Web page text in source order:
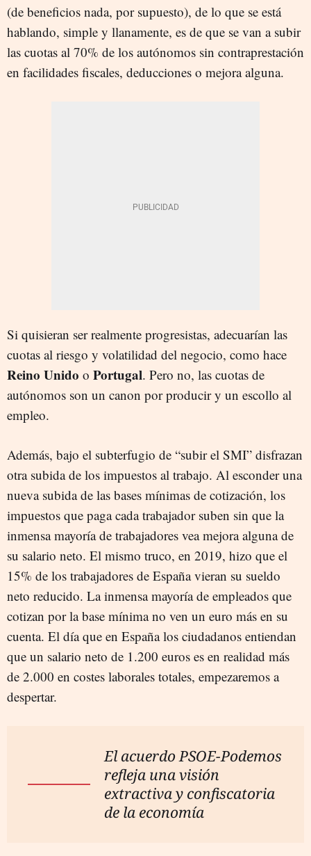
(de beneficios nada, por supuesto), de lo que se está
hablando, simple y llanamente, es de que se van a subir
las cuotas al 70% de los autónomos sin contraprestación
en facilidades fiscales, deducciones o mejora alguna.
Si quisieran ser realmente progresistas, adecuarían las
cuotas al riesgo y volatilidad del negocio, como hace
Reino Unido o Portugal. Pero no, las cuotas de
autónomos son un canon por producir y un escollo al
empleo.
Además, bajo el subterfugio de “subir el SMI” disfrazan
otra subida de los impuestos al trabajo. Al esconder una
nueva subida de las bases mínimas de cotización, los
impuestos que paga cada trabajador suben sin que la
inmensa mayoría de trabajadores vea mejora alguna de
su salario neto. El mismo truco, en 2019, hizo que el
15% de los trabajadores de España vieran su sueldo
neto reducido. La inmensa mayoría de empleados que
cotizan por la base mínima no ven un euro más en su
cuenta. El día que en España los ciudadanos entiendan
que un salario neto de 1.200 euros es en realidad más
de 2.000 en costes laborales totales, empezaremos a
despertar.
El acuerdo PSOE-Podemos
refleja una visión
extractiva y confiscatoria
de la economía